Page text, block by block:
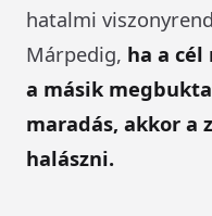
hatalmi
Márpedig, ha a cél
a másik
maradás, akkor a
halászni.